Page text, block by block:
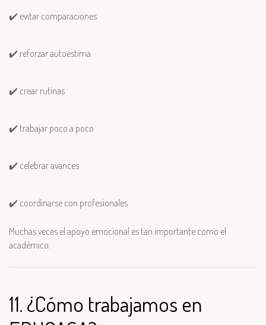
✔️ evitar comparaciones
✔️ reforzar autoestima
✔️ crear rutinas
✔️ trabajar poco a poco
✔️ celebrar avances
✔️ coordinarse con profesionales
Muchas veces el apoyo emocional es tan importante como el
académico.
11. ¿Cómo trabajamos en